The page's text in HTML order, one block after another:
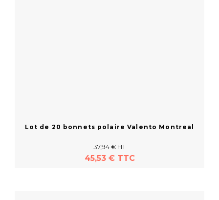
Lot de 20 bonnets polaire Valento Montreal
37,94 € HT
45,53 € TTC